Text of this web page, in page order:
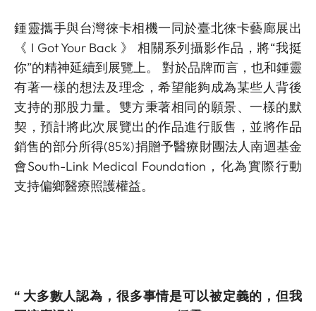
鍾靈攜手與台灣徠卡相機一同於臺北徠卡藝廊展出
《 I Got Your Back 》 相關系列攝影作品，將“我挺
你”的精神延續到展覽上。 對於品牌而言，也和鍾靈
有著一樣的想法及理念，希望能夠成為某些人背後
支持的那股力量。雙方秉著相同的願景、一樣的默
契，預計將此次展覽出的作品進行販售，並將作品
銷售的部分所得(85%)捐贈予醫療財團法人南迴基金
會South-Link Medical Foundation，化為實際行動
支持偏鄉醫療照護權益。
“ 大多數人認為，很多事情是可以被定義的，但我